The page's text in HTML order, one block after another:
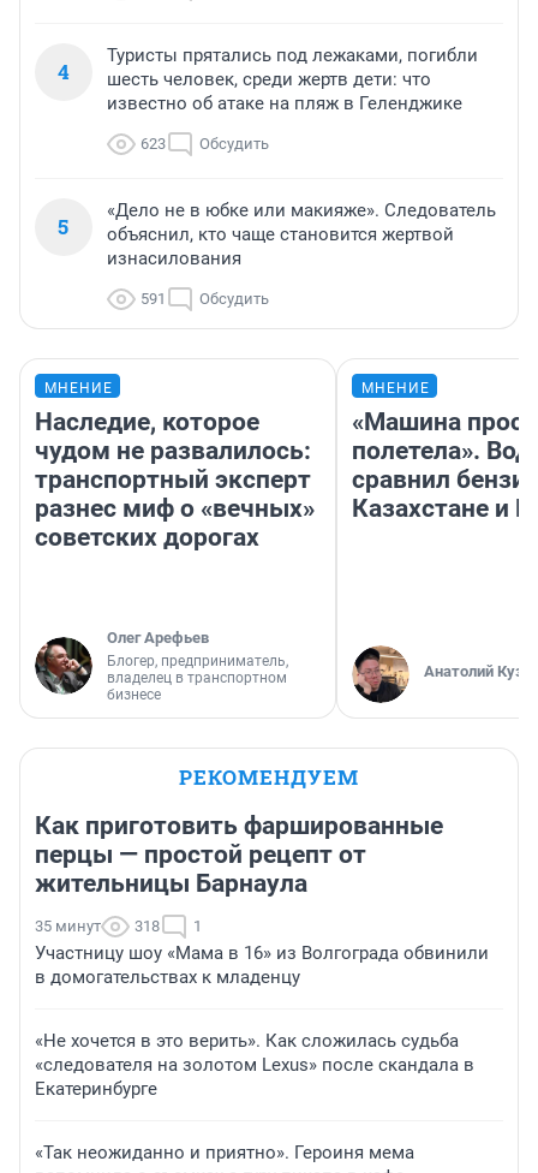
4
Туристы прятались под лежаками, погибли
шесть человек, среди жертв дети: что
известно об атаке на пляж в Геленджике
623 Обсудить
5
«Дело не в юбке или макияже». Следователь
объяснил, кто чаще становится жертвой
изнасилования
591 Обсудить
МНЕНИЕ
Наследие, которое
чудом не развалилось:
транспортный эксперт
разнес миф о «вечных»
советских дорогах
Олег Арефьев
Блогер, предприниматель,
владелец в транспортном
бизнесе
МНЕНИЕ
«Машина
полетела».
сравнил
Казахстане и
Анатолий
РЕКОМЕНДУЕМ
Как приготовить фаршированные
перцы — простой рецепт от
жительницы Барнаула
35 минут 318 1
Участницу шоу «Мама в 16» из Волгограда обвинили
в домогательствах к младенцу
«Не хочется в это верить». Как сложилась судьба
«следователя на золотом Lexus» после скандала в
Екатеринбурге
«Так неожиданно и приятно». Героиня мема